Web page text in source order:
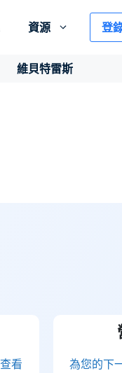
資源 登
維貝特雷斯
看
為您的下